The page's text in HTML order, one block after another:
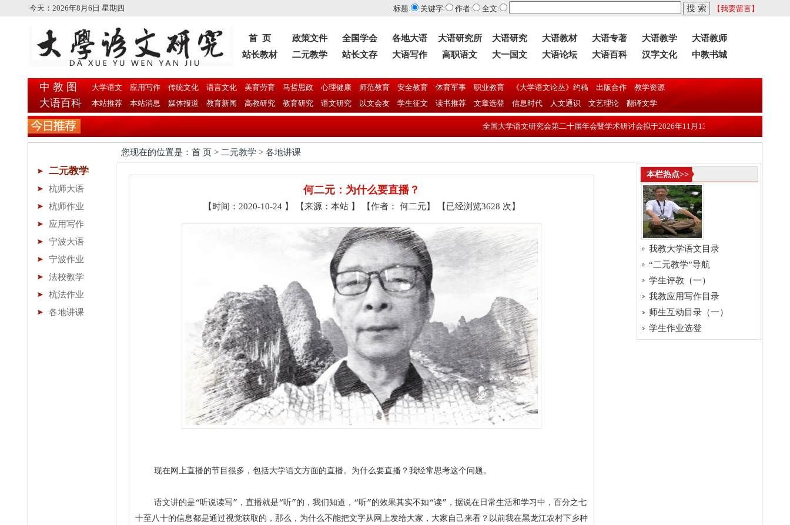
今天： 2026年8月6日 星期四 标题: 关键字: 作者: 全文: 【我要留言】
首 页 政策文件 全国学会 各地大语 大语研究所 大语研究 大语教材 大语专著 大语教学
大语教师
站长教材
二元教学 站长文存 大语写作 高职语文 大一国文 大语论坛 大语百科 汉字文化 中教书城
中 教 图
大语百科
大学语文 应用写作 传统文化 语言文化 美育劳育 马哲思政 心理健康 师范教育 安全教育 体育军事 职业教育 《大学语文论丛》约稿 出版合作
教学资源
本站推荐
本站消息 媒体报道 教育新闻 高教研究 教育研究 语文研究 以文会友 学生征文 读书推荐 文章选登 信息时代 人文通识 文艺理论 翻译文学
全国大学语文研究会第二十届年会暨学术研讨会拟于2026年11月13日—16日在东莞理工学院召开
您现在的位置是：首 页 > 二元教学 > 各地讲课
二元教学
杭师大语
杭师作业
应用写作
宁波大语
宁波作业
法校教学
杭法作业
各地讲课
何二元：为什么要直播？
【时间：2020-10-24 】 【来源：本站 】 【作者： 何二元】 【已经浏览3628 次】
现在网上直播的节目很多，包括大学语文方面的直播。为什么要直播？我经常思考这个问题。
语文讲的是“听说读写”，直播就是“听”的，我们知道，“听”的效果其实不如“读”，据说在日常生活和学习中，百分之七
十至八十的信息都是通过视觉获取的，那么，为什么不能把文字从网上发给大家，大家自己来看？以前我在黑龙江农村下乡种
本栏热点>>
我教大学语文目录
“二元教学”导航
学生评教（一）
我教应用写作目录
师生互动目录（一）
学生作业选登